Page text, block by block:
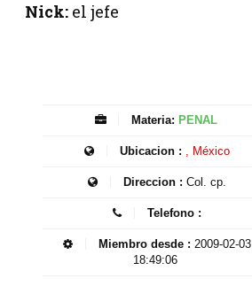
Nick:el jefe
Materia: PENAL
Ubicacion : , México
Direccion : Col. cp.
Telefono :
Miembro desde : 2009-02-03
18:49:06